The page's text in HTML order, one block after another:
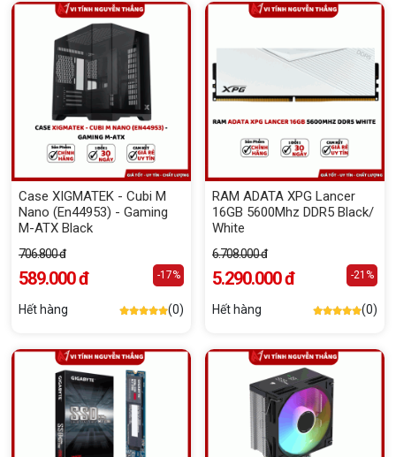
Case XIGMATEK - Cubi M
Nano (En44953) - Gaming
M-ATX Black
706.800 đ
589.000 đ -17%
Hết hàng (0)
RAM ADATA XPG Lancer
16GB 5600Mhz DDR5 Black/
White
6.708.000 đ
5.290.000 đ -21%
Hết hàng (0)